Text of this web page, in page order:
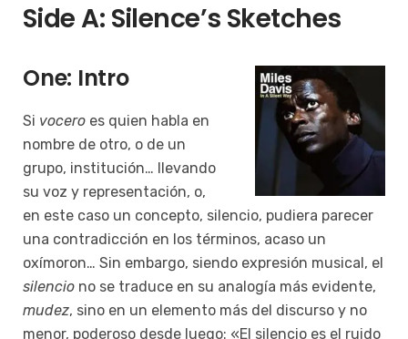
Side A: Silence’s Sketches
One: Intro
Si vocero es quien habla en
nombre de otro, o de un
grupo, institución… llevando
su voz y representación, o,
en este caso un concepto, silencio, pudiera parecer
una contradicción en los términos, acaso un
oxímoron… Sin embargo, siendo expresión musical, el
silencio no se traduce en su analogía más evidente,
mudez, sino en un elemento más del discurso y no
menor, poderoso desde luego: «El silencio es el ruido